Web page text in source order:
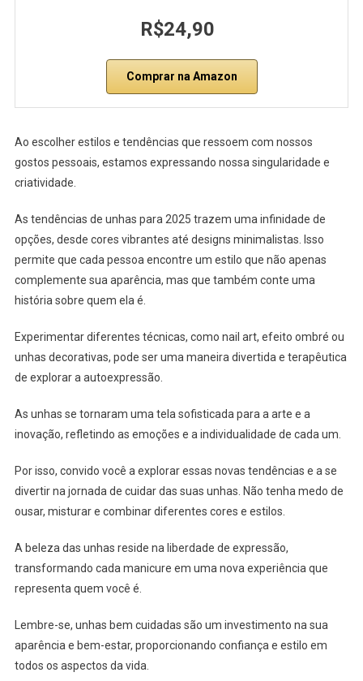
R$24,90
Comprar na Amazon
Ao escolher estilos e tendências que ressoem com nossos
gostos pessoais, estamos expressando nossa singularidade e
criatividade.
As tendências de unhas para 2025 trazem uma infinidade de
opções, desde cores vibrantes até designs minimalistas. Isso
permite que cada pessoa encontre um estilo que não apenas
complemente sua aparência, mas que também conte uma
história sobre quem ela é.
Experimentar diferentes técnicas, como nail art, efeito ombré ou
unhas decorativas, pode ser uma maneira divertida e terapêutica
de explorar a autoexpressão.
As unhas se tornaram uma tela sofisticada para a arte e a
inovação, refletindo as emoções e a individualidade de cada um.
Por isso, convido você a explorar essas novas tendências e a se
divertir na jornada de cuidar das suas unhas. Não tenha medo de
ousar, misturar e combinar diferentes cores e estilos.
A beleza das unhas reside na liberdade de expressão,
transformando cada manicure em uma nova experiência que
representa quem você é.
Lembre-se, unhas bem cuidadas são um investimento na sua
aparência e bem-estar, proporcionando confiança e estilo em
todos os aspectos da vida.